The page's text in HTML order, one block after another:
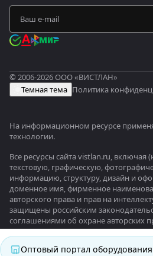
© 2006-2026 ООО «ВИСТЛАН»
Темная тема Политика
На информационном ресурсе
технологии.
Все ресурсы сайта vistlan.ru, включая
текстовую, графическую,
информацию, структуру, дизайн и
доменное имя, фирменное
авторского права и прав на
защищены российским
соглашениями об охране авторских
Оптовый портал